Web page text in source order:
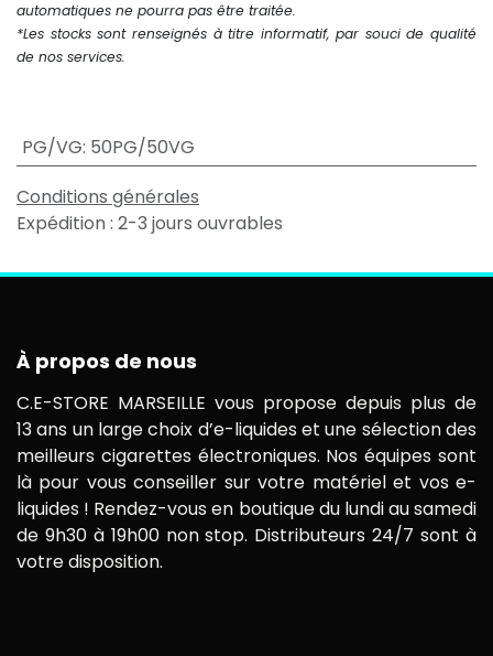
automatiques ne pourra pas être traitée.
*Les stocks sont renseignés à titre informatif, par souci de qualité
de nos services.
PG/VG: 50PG/50VG
Conditions générales
Expédition : 2-3 jours ouvrables
À propos de nous
C.E-STORE MARSEILLE vous propose depuis plus de
13 ans un large choix d’e-liquides et une sélection des
meilleurs cigarettes électroniques. Nos équipes sont
là pour vous conseiller sur votre matériel et vos e-
liquides ! Rendez-vous en boutique du lundi au samedi
de 9h30 à 19h00 non stop. Distributeurs 24/7 sont à
votre disposition.